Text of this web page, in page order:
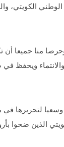
الكويتي،
منا جميعا أن
ويحفظ في
وسعيا لتحريرها
الذين ضحوا